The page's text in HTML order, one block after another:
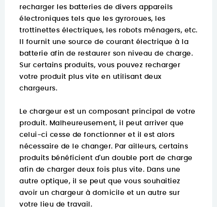
recharger les batteries de divers appareils
électroniques tels que les gyroroues, les
trottinettes électriques, les robots ménagers, etc.
Il fournit une source de courant électrique à la
batterie afin de restaurer son niveau de charge.
Sur certains produits, vous pouvez recharger
votre produit plus vite en utilisant deux
chargeurs.
Le chargeur est un composant principal de votre
produit. Malheureusement, il peut arriver que
celui-ci cesse de fonctionner et il est alors
nécessaire de le changer. Par ailleurs, certains
produits bénéficient d'un double port de charge
afin de charger deux fois plus vite. Dans une
autre optique, il se peut que vous souhaitiez
avoir un chargeur à domicile et un autre sur
votre lieu de travail.